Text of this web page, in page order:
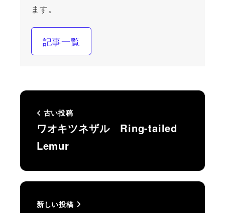
ます。
記事一覧
古い投稿
ワオキツネザル Ring-tailed
Lemur
新しい投稿